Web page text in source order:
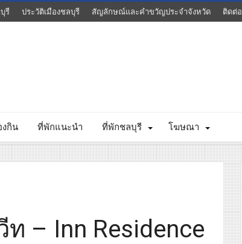
รี ประวัติเมืองชลบุรี สัญลักษณ์และคำขวัญประจำจังหวัด ติดต่อ
งกิน ที่พักแนะนำ ที่พักชลบุรี โฆษณา
– Inn Residence